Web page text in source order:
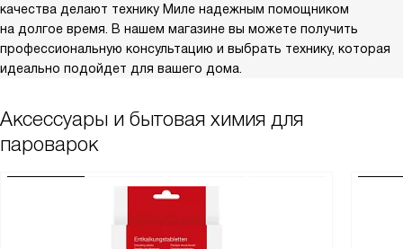
качества делают технику Миле надежным помощником
на долгое время. В нашем магазине вы можете получить
профессиональную консультацию и выбрать технику, которая
идеально подойдет для вашего дома.
Аксессуары и бытовая химия для
пароварок